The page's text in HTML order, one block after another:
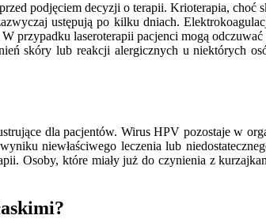
podjęciem decyzji o terapii. Krioterapia, choć
ustępują po kilku dniach.
przypadku laseroterapii pacjenci mogą
skóry lub reakcji alergicznych u niektórych
dla pacjentów. Wirus HPV pozostaje w
niewłaściwego leczenia lub
Osoby, które miały już do czynienia z